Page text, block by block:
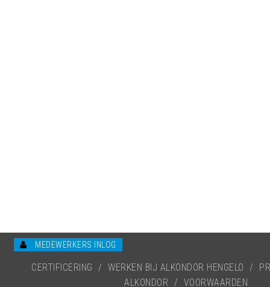
MEDEWERKERS INLOG
CERTIFICERING / WERKEN BIJ ALKONDOR HENGELO /
ALKONDOR
/ VOORWAARDEN